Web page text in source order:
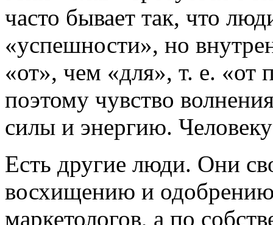
часто бывает так, что
«успешности», но
«от», чем «для», т. е.
поэтому чувство
силы и энергию.
Есть другие люди. Они
восхищению и
маркетологов, а по